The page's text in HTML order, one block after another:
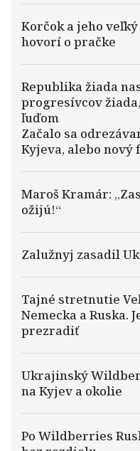
Korčok a jeho
hovorí o pračke
Republika žiada
progresívcov
ľuďom
Začalo sa
Kyjeva, alebo nový
Maroš Kramár:
ožijú!“
Zalužnyj zasadil
Tajné stretnutie
Nemecka a Ruska.
prezradiť
Ukrajinský
na Kyjev a okolie
Po Wildberries